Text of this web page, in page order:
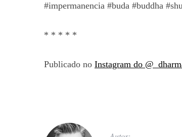
#impermanencia #buda #buddha
* * * * *
Publicado no Instagram do